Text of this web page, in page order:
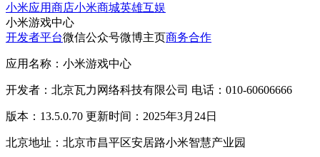
小米应用商店小米商城英雄互娱
小米游戏中心
开发者平台微信公众号微博主页商务合作
应用名称：小米游戏中心
开发者：北京瓦力网络科技有限公司 电话：010-60606666
版本：13.5.0.70 更新时间：2025年3月24日
北京地址：北京市昌平区安居路小米智慧产业园